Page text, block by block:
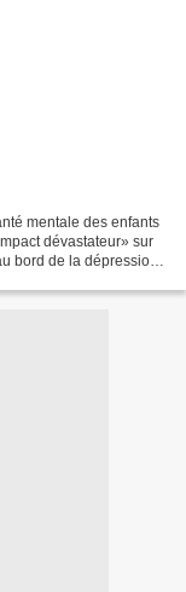
mentale des enfants
dévastateur» sur
bord de la dépression,